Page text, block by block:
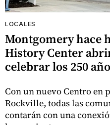
LOCALES
Montgomery hace
History Center
celebrar los 250
Con un nuevo Centro en
Rockville, todas las
contarán con una